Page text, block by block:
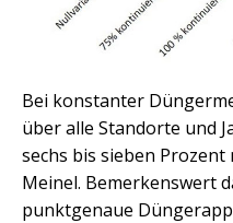
Bei konstanter
über alle Standorte und
sechs bis sieben Prozent
Meinel. Bemerkenswert
punktgenaue